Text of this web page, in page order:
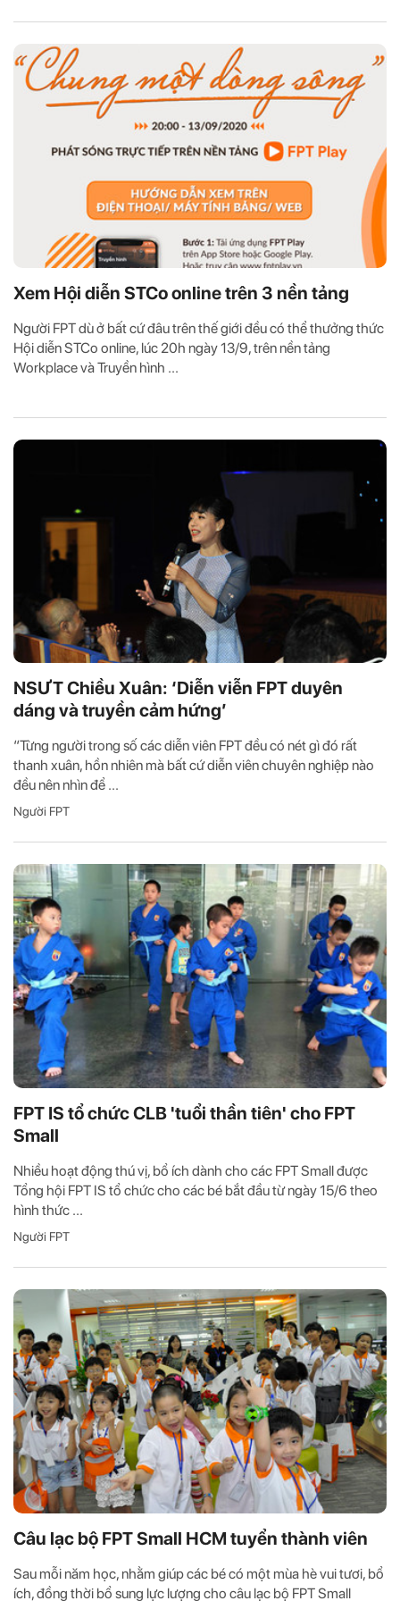
Xem Hội diễn STCo online trên 3 nền tảng
Người FPT dù ở bất cứ đâu trên thế giới đều có thể thưởng thức
Hội diễn STCo online, lúc 20h ngày 13/9, trên nền tảng
Workplace và Truyền hình ...
NSƯT Chiều Xuân: ‘Diễn viễn FPT duyên
dáng và truyền cảm hứng’
“Từng người trong số các diễn viên FPT đều có nét gì đó rất
thanh xuân, hồn nhiên mà bất cứ diễn viên chuyên nghiệp nào
đều nên nhìn để ...
Người FPT
FPT IS tổ chức CLB 'tuổi thần tiên' cho FPT
Small
Nhiều hoạt động thú vị, bổ ích dành cho các FPT Small được
Tổng hội FPT IS tổ chức cho các bé bắt đầu từ ngày 15/6 theo
hình thức ...
Người FPT
Câu lạc bộ FPT Small HCM tuyển thành viên
Sau mỗi năm học, nhằm giúp các bé có một mùa hè vui tươi, bổ
ích, đồng thời bổ sung lực lượng cho câu lạc bộ FPT Small